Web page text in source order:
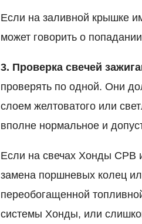
Если на заливной крышке
может говорить о
3. Проверка свечей
проверять по одной. Они
слоем желтоватого или
вполне нормальное и
Если на свечах Хонды СРВ
замена поршневых колец
переобогащенной
системы Хонды, или